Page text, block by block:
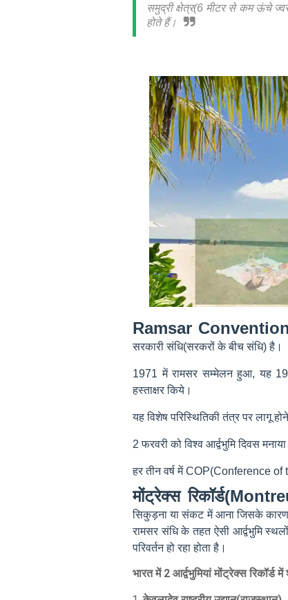
समुद्री क्षेत्र(6 मीटर से कम ऊंचे
होते हैं।
Ramsar
सरकारी संधि(सरकरों के बीच संधि) है।
1971 में रामसर सम्मेलन हुआ, यह
हस्ताक्षर किये।
यह विशेष परिस्थितिकी तंत्र पर लागू
2 फरवरी को विश्व आर्द्वभुमि दिवस
हर तीन वर्ष में COP(Conference of
मोंट्रेक्स
सिकुड़ना या संकट में आना जिसके
रामसर संधि के तहत ऐसी आर्द्वभुमि
परिवर्तन हो रहा होता है।
भारत में 2 आर्द्वभुमियां मोंट्रेक्स रिकॉर्ड